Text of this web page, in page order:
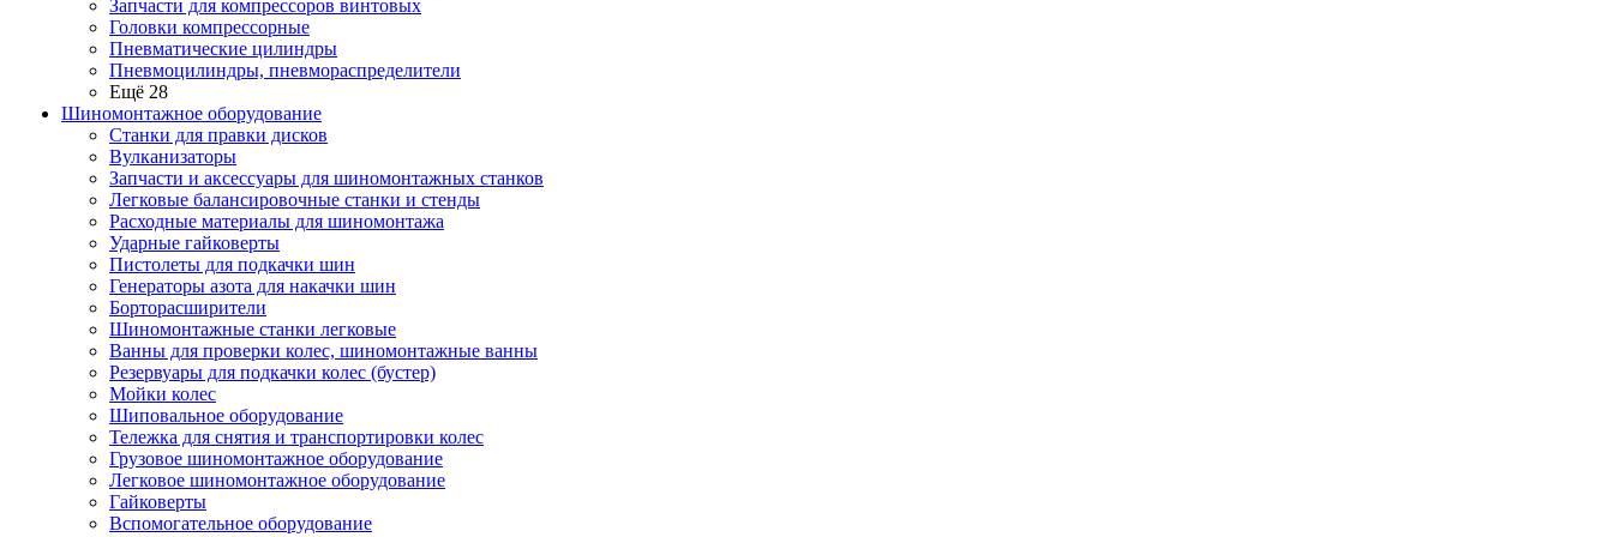
Запчасти для компрессоров винтовых
Головки компрессорные
Пневматические цилиндры
Пневмоцилиндры, пневмораспределители
Ещё 28
Шиномонтажное оборудование
Станки для правки дисков
Вулканизаторы
Запчасти и аксессуары для шиномонтажных станков
Легковые балансировочные станки и стенды
Расходные материалы для шиномонтажа
Ударные гайковерты
Пистолеты для подкачки шин
Генераторы азота для накачки шин
Борторасширители
Шиномонтажные станки легковые
Ванны для проверки колес, шиномонтажные ванны
Резервуары для подкачки колес (бустер)
Мойки колес
Шиповальное оборудование
Тележка для снятия и транспортировки колес
Грузовое шиномонтажное оборудование
Легковое шиномонтажное оборудование
Гайковерты
Вспомогательное оборудование